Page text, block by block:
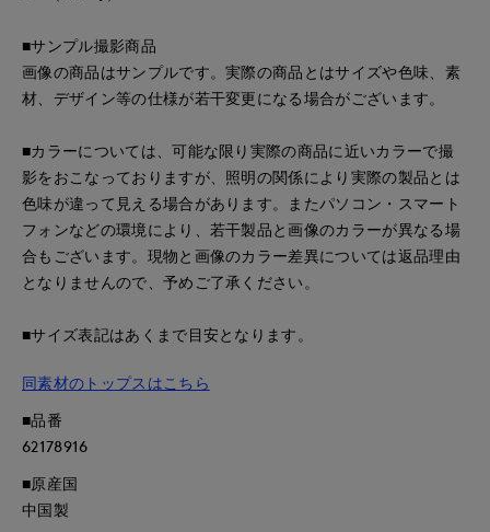
■サンプル撮影商品
画像の商品はサンプルです。実際の商品とはサイズや色味、素
材、デザイン等の仕様が若干変更になる場合がございます。
■カラーについては、可能な限り実際の商品に近いカラーで撮
影をおこなっておりますが、照明の関係により実際の製品とは
色味が違って見える場合があります。またパソコン・スマート
フォンなどの環境により、若干製品と画像のカラーが異なる場
合もございます。現物と画像のカラー差異については返品理由
となりませんので、予めご了承ください。
■サイズ表記はあくまで目安となります。
同素材のトップスはこちら
■品番
62178916
■原産国
中国製